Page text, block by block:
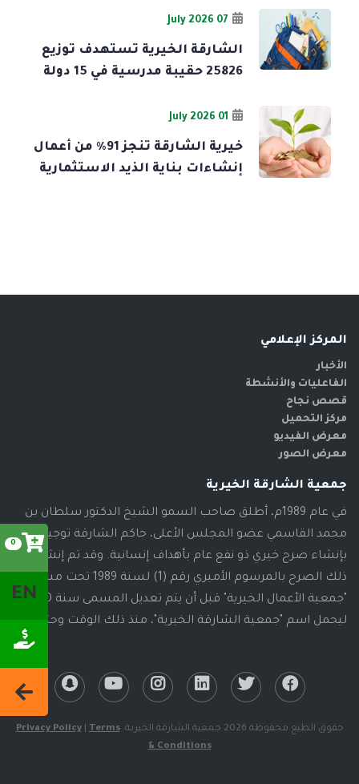
0
EN
07 July 2026
الشارقة الخيرية تستهدف توزيع
25826 حقيبة مدرسية في 15 دولة
01 July 2026
خيرية الشارقة تنجز 91% من أعمال
إنشاءات بناية الذيد الاستثمارية
المركز الإعلامي
الأخبار
الفاعليات والأنشطة
قصص نجاح
مركز التحميل
معرض الفيديو
معرض الصور
جمعية الشارقة الخيرية
في عام 1989م، أطلق صاحب السمو الشيخ الدكتور سلطان بن
محمد القاسمي عضو المجلس الأعلى، حاكم الشارقة توجيهاته
بإنشاء صرح خيري ذو نفع عام بأهداف إنسانية. وقد تم إنشاء
ذلك الصرح بالمرسوم الأميري رقم (1) لسنة 1989 تحت مسمى
"جمعية الأعمال الخيرية" قبل أن يتم تعديل المسمى سنة 2000م،
ليحمل اسم "جمعية الشارقة الخيرية"، منذ ذلك الوقت وحتى الآن
حقوق الطبع محفوظة 2026 جمعية الشارقة الخيرية. Privacy Policy|
Terms
& Conditions